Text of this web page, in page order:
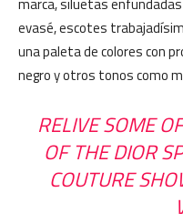
evasé, escotes
una paleta de colores con
negro y otros tonos como
RELIVE SOME
OF THE DIOR
COUTURE